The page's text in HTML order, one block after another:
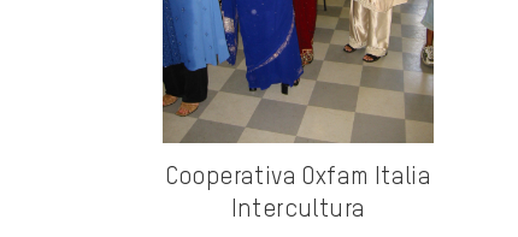
Cooperativa Oxfam Italia
Intercultura